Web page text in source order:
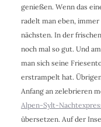
genießen. Wenn das
radelt man eben,
nächsten. In der
noch mal so gut. Und
man sich seine
erstrampelt hat.
Anfang an zelebrieren
Alpen-Sylt-
übersetzen. Auf der